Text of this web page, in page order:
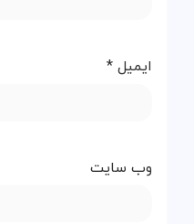
ایمیل *
وب‌ سایت